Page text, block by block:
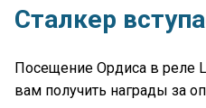
Сталкер
Посещение Ордиса в реле
вам получить награды за